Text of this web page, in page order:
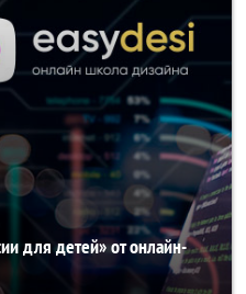
для детей» от онлайн-